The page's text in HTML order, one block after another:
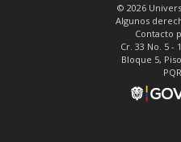
© 2026
Algunos
Contacto
Cr. 33 No. 5 -
Bloque 5,